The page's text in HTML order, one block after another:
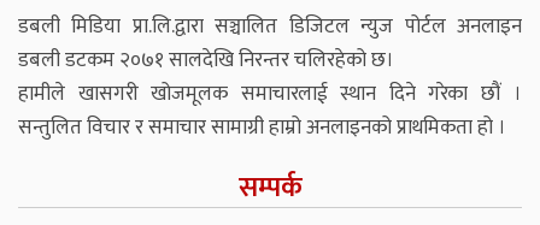
डबली मिडिया प्रा.लि.द्वारा सञ्चालित डिजिटल न्युज पोर्टल अनलाइन
डबली डटकम २०७१ सालदेखि निरन्तर चलिरहेको छ।
हामीले खासगरी खोजमूलक समाचारलाई स्थान दिने गरेका छौं ।
सन्तुलित विचार र समाचार सामाग्री हाम्रो अनलाइनको प्राथमिकता हो ।
सम्पर्क